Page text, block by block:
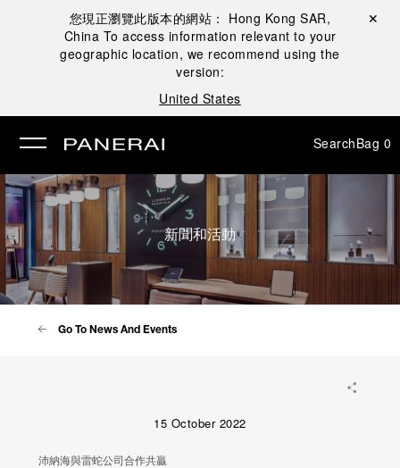
您現正瀏覽此版本的網站： Hong Kong SAR,
China To access information relevant to your
geographic location, we recommend using the
version:
United States
Close ✕
SearchBag 0
新聞和活動
Go To News And Events
15 October 2022
沛納海與雷蛇公司合作共贏